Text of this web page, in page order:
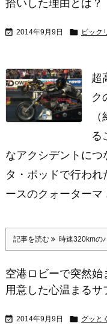
拾いした理由とは？
 2014年9月9日  ビック
超
ク
る
なアクシデントに
タ・ポッドで行わ
ースのクォーターマ
記事を読む 時速320kmの
空港ロビーで突然
用意した心温まるサ
 2014年9月9日  グッと